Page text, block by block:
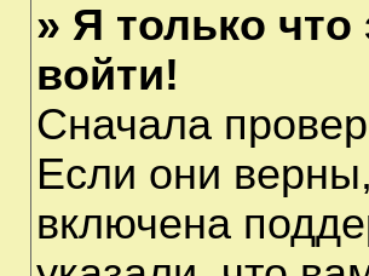
» Я только что
войти!
Сначала
Если они
включена